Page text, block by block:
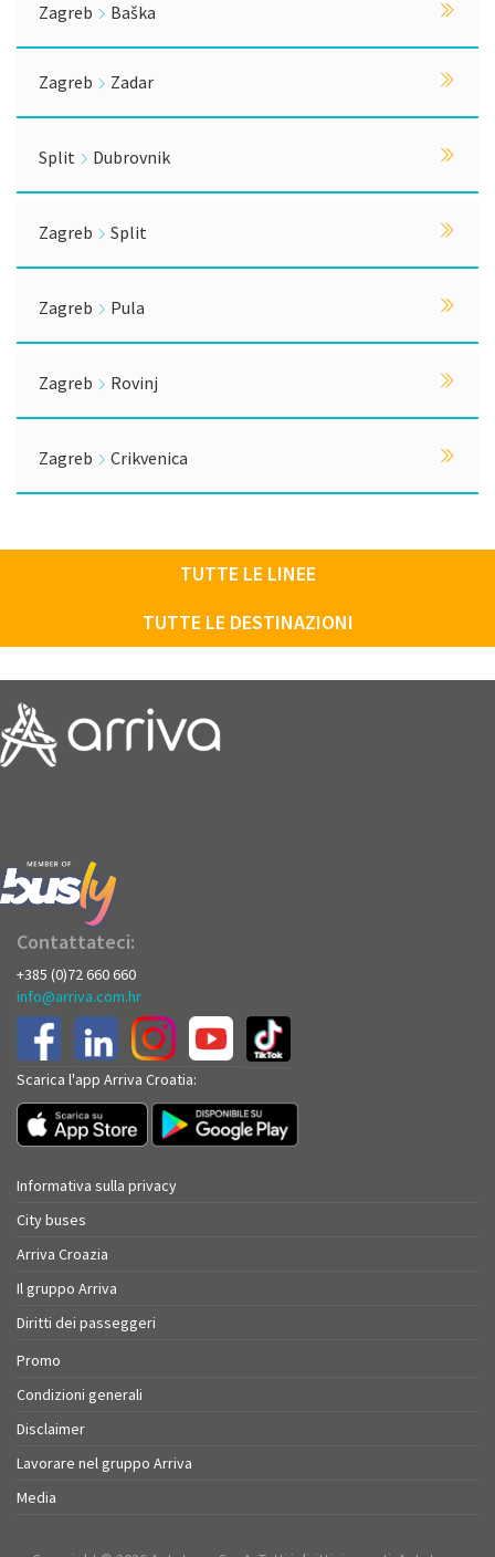
Zagreb Baška
Zagreb Zadar
Split Dubrovnik
Zagreb Split
Zagreb Pula
Zagreb Rovinj
Zagreb Crikvenica
TUTTE LE LINEE
TUTTE LE DESTINAZIONI
Contattateci:
+385 (0)72 660 660
info@arriva.com.hr
Scarica l'app Arriva Croatia:
Informativa sulla privacy
City buses
Arriva Croazia
Il gruppo Arriva
Diritti dei passeggeri
Promo
Condizioni generali
Disclaimer
Lavorare nel gruppo Arriva
Media